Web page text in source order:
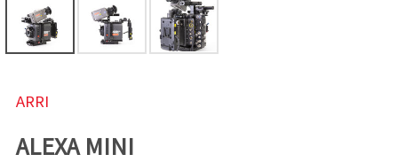
ARRI
ALEXA MINI